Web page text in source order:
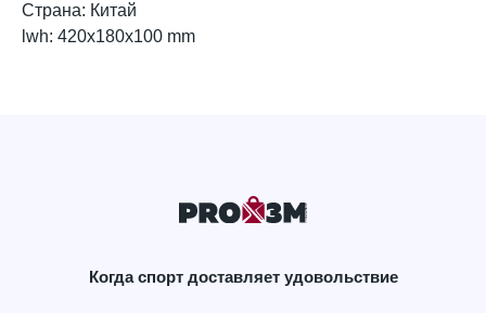
Страна: Китай
lwh: 420x180x100 mm
Когда спорт доставляет удовольствие